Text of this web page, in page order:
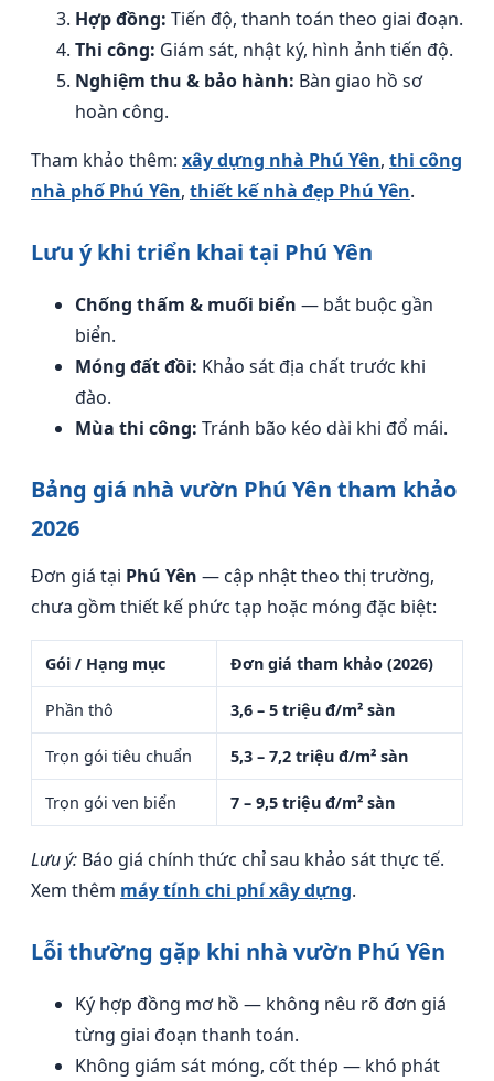
Hợp đồng: Tiến độ, thanh toán theo giai đoạn.
Thi công: Giám sát, nhật ký, hình ảnh tiến độ.
Nghiệm thu & bảo hành: Bàn giao hồ sơ
hoàn công.
Tham khảo thêm: xây dựng nhà Phú Yên, thi công
nhà phố Phú Yên, thiết kế nhà đẹp Phú Yên.
Lưu ý khi triển khai tại Phú Yên
Chống thấm & muối biển — bắt buộc gần
biển.
Móng đất đồi: Khảo sát địa chất trước khi
đào.
Mùa thi công: Tránh bão kéo dài khi đổ mái.
Bảng giá nhà vườn Phú Yên tham khảo
2026
Đơn giá tại Phú Yên — cập nhật theo thị trường,
chưa gồm thiết kế phức tạp hoặc móng đặc biệt:
Gói / Hạng mục Đơn giá tham khảo (2026)
Phần thô 3,6 – 5 triệu đ/m² sàn
Trọn gói tiêu chuẩn 5,3 – 7,2 triệu đ/m² sàn
Trọn gói ven biển 7 – 9,5 triệu đ/m² sàn
Lưu ý: Báo giá chính thức chỉ sau khảo sát thực tế.
Xem thêm máy tính chi phí xây dựng.
Lỗi thường gặp khi nhà vườn Phú Yên
Ký hợp đồng mơ hồ — không nêu rõ đơn giá
từng giai đoạn thanh toán.
Không giám sát móng, cốt thép — khó phát